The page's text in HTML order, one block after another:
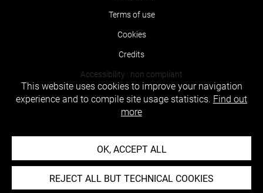
Terms of use
Cookies
Credits
Accessibility : non compliant
This website uses cookies to improve your navigation
experience and to compile site usage statistics. Find out
more
OK, ACCEPT ALL
REJECT ALL BUT TECHNICAL COOKIES